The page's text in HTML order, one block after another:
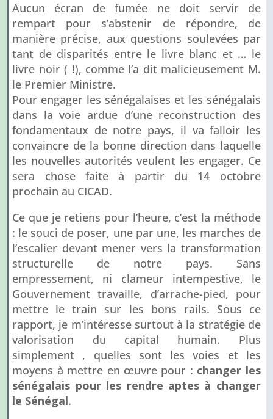
Aucun écran de fumée ne doit servir de
rempart pour s’abstenir de répondre, de
manière précise, aux questions soulevées par
tant de disparités entre le livre blanc et … le
livre noir ( !), comme l’a dit malicieusement M.
le Premier Ministre.
Pour engager les sénégalaises et les sénégalais
dans la voie ardue d’une reconstruction des
fondamentaux de notre pays, il va falloir les
convaincre de la bonne direction dans laquelle
les nouvelles autorités veulent les engager. Ce
sera chose faite à partir du 14 octobre
prochain au CICAD.
Ce que je retiens pour l’heure, c’est la méthode
: le souci de poser, une par une, les marches de
l’escalier devant mener vers la transformation
structurelle de notre pays. Sans
empressement, ni clameur intempestive, le
Gouvernement travaille, d’arrache-pied, pour
mettre le train sur les bons rails. Sous ce
rapport, je m’intéresse surtout à la stratégie de
valorisation du capital humain. Plus
simplement , quelles sont les voies et les
moyens à mettre en œuvre pour : changer les
sénégalais pour les rendre aptes à changer
le Sénégal.